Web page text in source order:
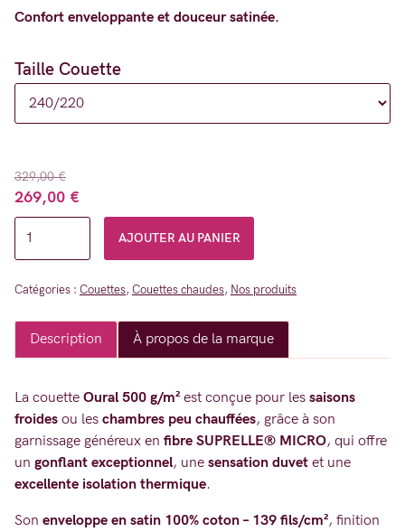
prix :
Confort enveloppante et douceur satinée.
Taille Couette
329,00€
Le
prix
initial
329,00 €.
269,00 €Le
prix
actuel
269,00 €.
quantité
Synthétique
Oural
Chaude
AJOUTER AU PANIER
Catégories : Couettes,Couettes chaudes, Nos produits
Description À propos de la marque
La couette Oural 500 g/m² est conçue pour les saisons
froides ou les chambres peu chauffées, grâce à son
garnissage généreux en fibre SUPRELLE® MICRO, qui offre
un gonflant exceptionnel, une sensation duvet et une
excellente isolation thermique.
Son enveloppe en satin 100% coton – 139 fils/cm², finition